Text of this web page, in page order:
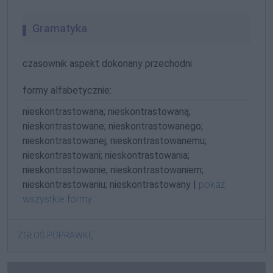
Gramatyka
czasownik aspekt dokonany przechodni
formy alfabetycznie:
nieskontrastowana; nieskontrastowaną;
nieskontrastowane; nieskontrastowanego;
nieskontrastowanej; nieskontrastowanemu;
nieskontrastowani; nieskontrastowania;
nieskontrastowanie; nieskontrastowaniem;
nieskontrastowaniu; nieskontrastowany | pokaż
wszystkie formy
ZGŁOŚ POPRAWKĘ